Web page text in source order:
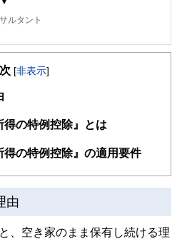
ルタント
業後、大手住宅メーカーに入社。３０年
ている。平成３０年度日本ＦＰ協会広報
し・さ理事、埼玉県定期借地借家権推進
[非表示]
得の特例控除』とは
得の特例控除』の適用要件
由
、空き家のまま保有し続ける理